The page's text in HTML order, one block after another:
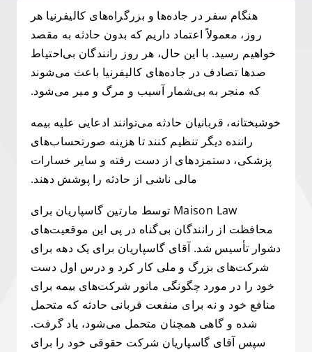
هنگام سفر در جاده‌ها و بزرگراه‌های کالیفرنیا هر
روز، معمولاً اعتماد داریم که بدون حادثه به مقصد
خواهیم رسید. با این حال، هر روز رانندگان بی‌احتیاط
صدها تصادف در جاده‌های کالیفرنیا باعث می‌شوند
که منجر به بی‌شمار آسیب و مرگ و میر می‌شود.
خوشبختانه، قربانیان حادثه می‌توانند ادعایی علیه بیمه
راننده دیگر تنظیم کنند تا هزینه صورتحساب‌های
پزشکی، دستمزدهای از دست رفته و سایر خسارات
مالی ناشی از حادثه را پوشش دهند.
Maison Law توسط مارتین گاسپاریان برای
محافظت از رانندگان بی‌گناه در پی این موقعیت‌های
دشوار تأسیس شد. آقای گاسپاریان برای یک دهه برای
شرکت‌های بزرگ و ملی کار کرد و درس اول دست
خود را در مورد چگونگی مانور شرکت‌های بیمه برای
منافع خود و نه برای منفعت قربانی حادثه که متحمل
شده و گاهی همچنان متحمل می‌شود، یاد گرفت.
سپس آقای گاسپاریان شرکت حقوقی خود را برای